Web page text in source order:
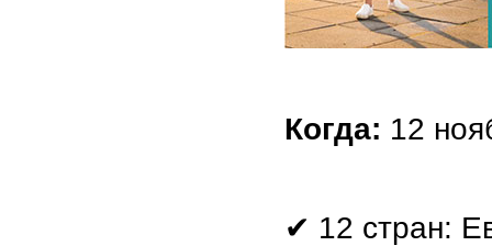
Когда: 12
✔ 12 стран: